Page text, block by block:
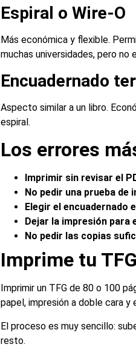
Espiral o Wire-O
Más económica y flexible.
muchas universidades, pero no
Encuadernado
Aspecto similar a un libro.
espiral.
Los errores
Imprimir sin revisar el
No pedir una prueba de
Elegir el encuadernado
Dejar la impresión para
No pedir las copias
Imprime tu
Imprimir un TFG de 80 o 100
papel, impresión a doble cara
El proceso es muy sencillo:
resto.